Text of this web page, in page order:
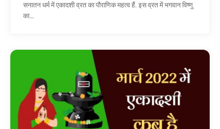
सनातन धर्म में एकादशी व्रत का पौराणिक महत्व हैं. इस व्रत में भगवान विष्णु
का…